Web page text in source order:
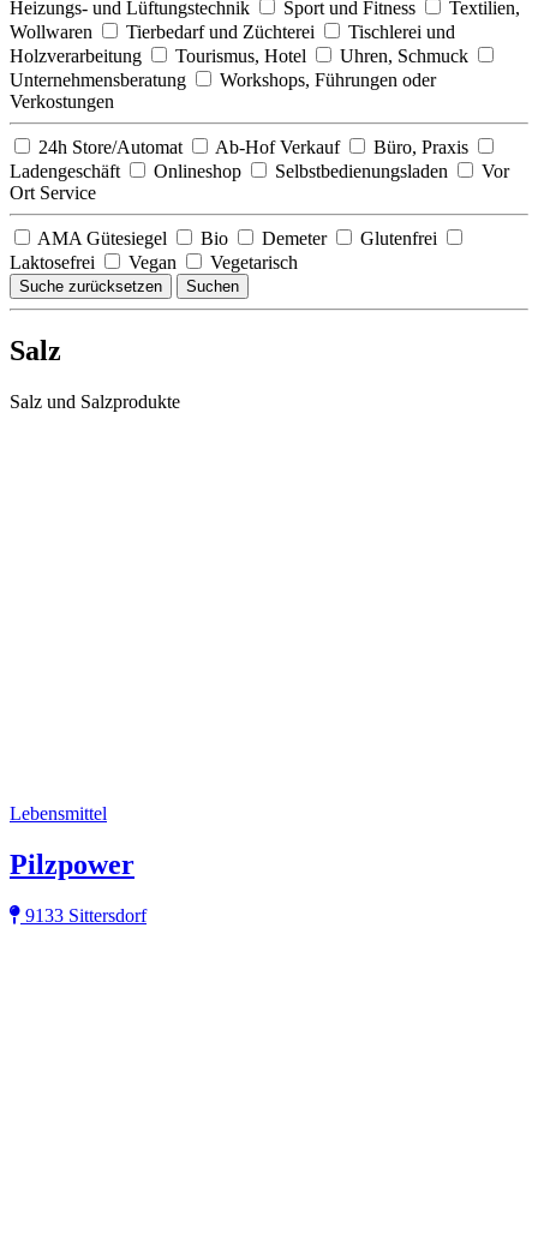
Heizungs- und Lüftungstechnik
Sport und Fitness
Textilien,
Wollwaren
Tierbedarf und Züchterei
Tischlerei und
Holzverarbeitung
Tourismus, Hotel
Uhren, Schmuck
Unternehmensberatung
Workshops, Führungen oder
Verkostungen
24h Store/Automat Ab-Hof Verkauf
Büro, Praxis
Ladengeschäft
Onlineshop Selbstbedienungsladen
Vor
Ort Service
AMA Gütesiegel Bio Demeter
Glutenfrei
Laktosefrei
Vegan Vegetarisch
Suche zurücksetzen Suchen
Salz
Salz und Salzprodukte
Lebensmittel
Pilzpower
9133 Sittersdorf